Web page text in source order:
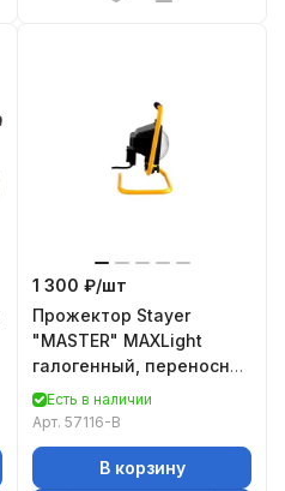
1 300 ₽/шт
Прожектор Stayer
"MASTER" MAXLight
галогенный, переносной
с подставкой, черный,
500Вт 57116-B
Есть в наличии
Арт. 57116-B
В корзину